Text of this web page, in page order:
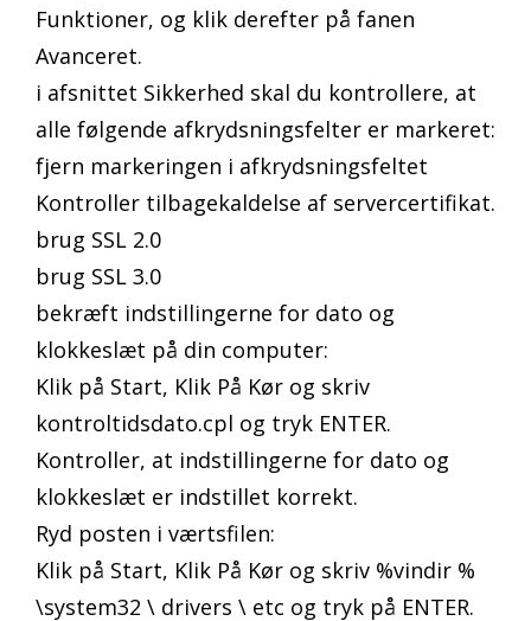
Funktioner, og klik derefter på fanen
Avanceret.
i afsnittet Sikkerhed skal du kontrollere, at
alle følgende afkrydsningsfelter er markeret:
fjern markeringen i afkrydsningsfeltet
Kontroller tilbagekaldelse af servercertifikat.
brug SSL 2.0
brug SSL 3.0
bekræft indstillingerne for dato og
klokkeslæt på din computer:
Klik på Start, Klik På Kør og skriv
kontroltidsdato.cpl og tryk ENTER.
Kontroller, at indstillingerne for dato og
klokkeslæt er indstillet korrekt.
Ryd posten i værtsfilen:
Klik på Start, Klik På Kør og skriv %vindir %
\system32 \ drivers \ etc og tryk på ENTER.